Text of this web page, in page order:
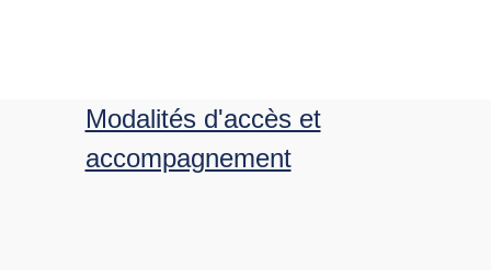
Modalités d'accès et
accompagnement